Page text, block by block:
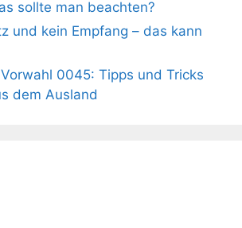
sollte man beachten?
und kein Empfang – das kann
0045: Tipps und Tricks
dem Ausland